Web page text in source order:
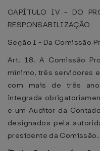
CAPÍTULO IV - DO
RESPONSABILIZAÇÃO
Seção I - Da Comissão
Art. 18. A Comissão
mínimo, três servidores
com mais de três
integrada
e um Auditor da
designados pela
presidente da Comissão.